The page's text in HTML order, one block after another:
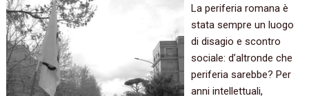
La periferia romana è
stata sempre un luogo
di disagio e scontro
sociale: d’altronde che
periferia sarebbe? Per
anni intellettuali,